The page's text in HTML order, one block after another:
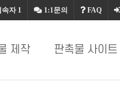
FAQ
1:1문의
속자1
제작 판촉물 사이트